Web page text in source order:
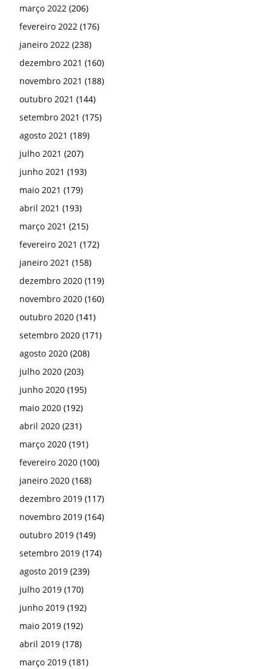
março 2022 (206)
fevereiro 2022 (176)
janeiro 2022 (238)
dezembro 2021 (160)
novembro 2021 (188)
outubro 2021 (144)
setembro 2021 (175)
agosto 2021 (189)
julho 2021 (207)
junho 2021 (193)
maio 2021 (179)
abril 2021 (193)
março 2021 (215)
fevereiro 2021 (172)
janeiro 2021 (158)
dezembro 2020 (119)
novembro 2020 (160)
outubro 2020 (141)
setembro 2020 (171)
agosto 2020 (208)
julho 2020 (203)
junho 2020 (195)
maio 2020 (192)
abril 2020 (231)
março 2020 (191)
fevereiro 2020 (100)
janeiro 2020 (168)
dezembro 2019 (117)
novembro 2019 (164)
outubro 2019 (149)
setembro 2019 (174)
agosto 2019 (239)
julho 2019 (170)
junho 2019 (192)
maio 2019 (192)
abril 2019 (178)
março 2019 (181)